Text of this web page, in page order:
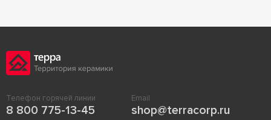
Телефон горячей линии
8 800 775-13-45
Email
shop@terracorp.ru